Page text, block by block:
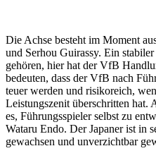
Die Achse besteht im Moment
und Serhou Guirassy. Ein
gehören, hier hat der VfB
bedeuten, dass der VfB nach
teuer werden und risikoreich,
Leistungszenit überschritten hat.
es, Führungsspieler selbst zu
Wataru Endo. Der Japaner ist in
gewachsen und unverzichtbar